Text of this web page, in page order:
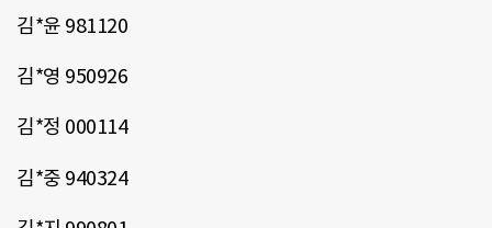
김*윤 981120
김*영 950926
김*정 000114
김*중 940324